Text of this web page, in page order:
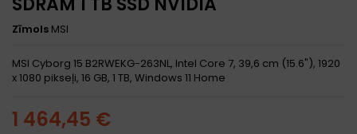
Zīmols MSI
MSI Cyborg 15 B2RWEKG-263NL, Intel Core 7, 39,6 cm (15.6"), 1920
x 1080 pikseļi, 16 GB, 1 TB, Windows 11 Home
1 464,45 €